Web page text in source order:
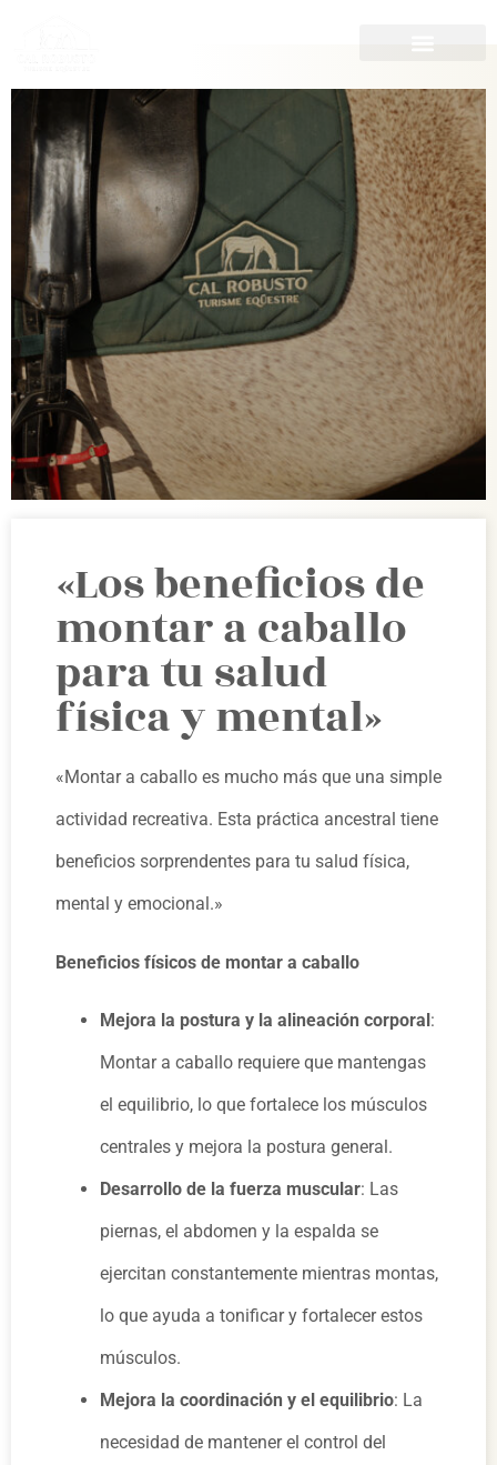
«Los beneficios de
montar a caballo
para tu salud
física y mental»
«Montar a caballo es mucho más que una simple
actividad recreativa. Esta práctica ancestral tiene
beneficios sorprendentes para tu salud física,
mental y emocional.»
Beneficios físicos de montar a caballo
Mejora la postura y la alineación corporal :
Montar a caballo requiere que mantengas
el equilibrio, lo que fortalece los músculos
centrales y mejora la postura general.
Desarrollo de la fuerza muscular: Las
piernas, el abdomen y la espalda se
ejercitan constantemente mientras montas,
lo que ayuda a tonificar y fortalecer estos
músculos.
Mejora la coordinación y el equilibrio: La
necesidad de mantener el control del